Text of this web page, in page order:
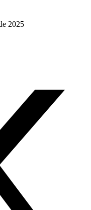
2025